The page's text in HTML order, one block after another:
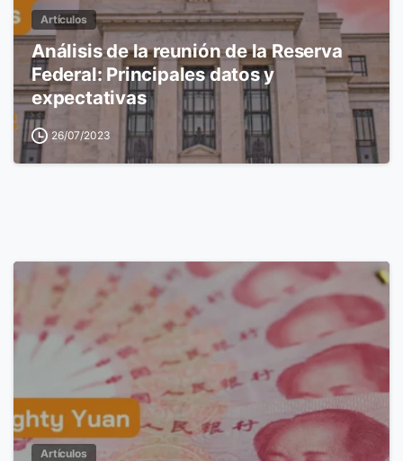
Artículos
Análisis de la reunión de la Reserva
Federal: Principales datos y
expectativas
26/07/2023
Artículos